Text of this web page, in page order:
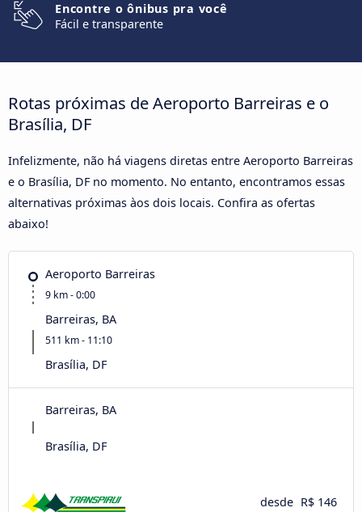
Encontre o ônibus pra você
Fácil e transparente
Rotas próximas de Aeroporto Barreiras e o
Brasília, DF
Infelizmente, não há viagens diretas entre Aeroporto Barreiras
e o Brasília, DF no momento. No entanto, encontramos essas
alternativas próximas àos dois locais. Confira as ofertas
abaixo!
Aeroporto Barreiras
9 km - 0:00
Barreiras, BA
511 km - 11:10
Brasília, DF
Barreiras, BA
Brasília, DF
desde R$ 146